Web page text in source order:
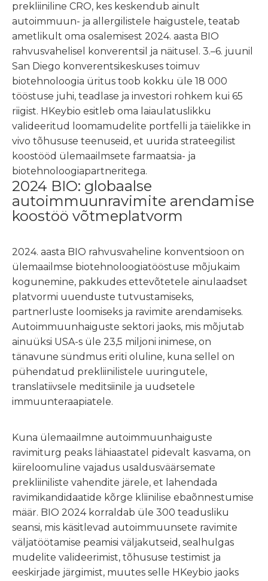
prekliiniline CRO, kes keskendub ainult
autoimmuun- ja allergilistele haigustele, teatab
ametlikult oma osalemisest 2024. aasta BIO
rahvusvahelisel konverentsil ja näitusel. 3.–6. juunil
San Diego konverentsikeskuses toimuv
biotehnoloogia üritus toob kokku üle 18 000
tööstuse juhi, teadlase ja investori rohkem kui 65
riigist. HKeybio esitleb oma laiaulatuslikku
valideeritud loomamudelite portfelli ja täielikke in
vivo tõhususe teenuseid, et uurida strateegilist
koostööd ülemaailmsete farmaatsia- ja
biotehnoloogiapartneritega.
2024 BIO: globaalse
autoimmuunravimite arendamise
koostöö võtmeplatvorm
2024. aasta BIO rahvusvaheline konventsioon on
ülemaailmse biotehnoloogiatööstuse mõjukaim
kogunemine, pakkudes ettevõtetele ainulaadset
platvormi uuenduste tutvustamiseks,
partnerluste loomiseks ja ravimite arendamiseks.
Autoimmuunhaiguste sektori jaoks, mis mõjutab
ainuüksi USA-s üle 23,5 miljoni inimese, on
tänavune sündmus eriti oluline, kuna sellel on
pühendatud prekliinilistele uuringutele,
translatiivsele meditsiinile ja uudsetele
immuunteraapiatele.
Kuna ülemaailmne autoimmuunhaiguste
ravimiturg peaks lähiaastatel pidevalt kasvama, on
kiireloomuline vajadus usaldusväärsemate
prekliiniliste vahendite järele, et lahendada
ravimikandidaatide kõrge kliinilise ebaõnnestumise
määr. BIO 2024 korraldab üle 300 teadusliku
seansi, mis käsitlevad autoimmuunsete ravimite
väljatöötamise peamisi väljakutseid, sealhulgas
mudelite valideerimist, tõhususe testimist ja
eeskirjade järgimist, muutes selle HKeybio jaoks